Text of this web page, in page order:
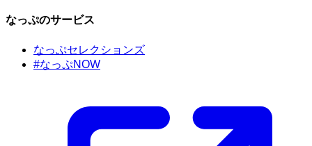
なっぷのサービス
なっぷセレクションズ
#なっぷNOW